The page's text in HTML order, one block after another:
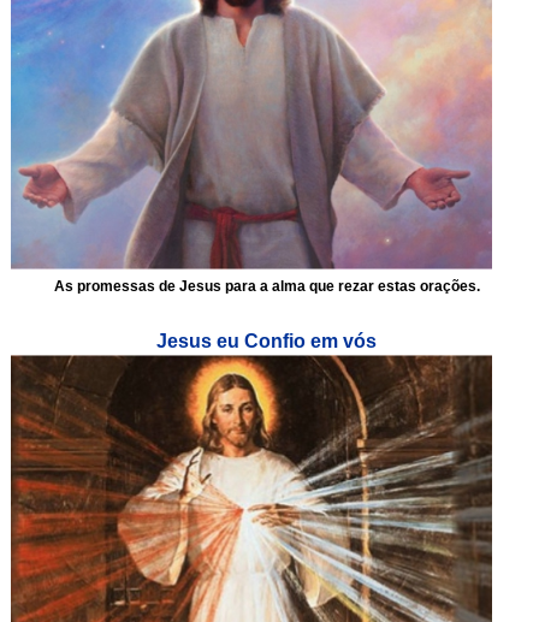
As promessas de Jesus para a alma que rezar estas orações.
Jesus eu Confio em vós